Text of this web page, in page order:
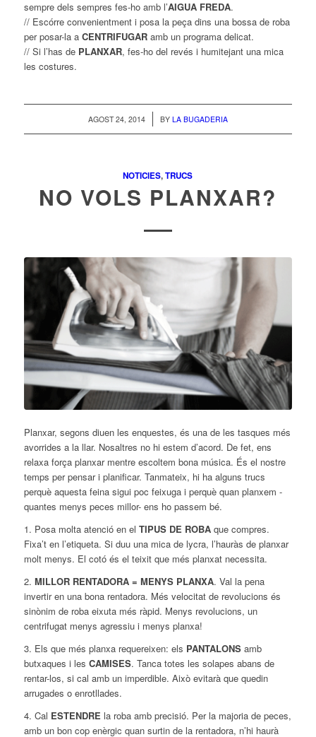
sempre dels sempres fes-ho amb l’AIGUA FREDA.
// Escórre convenientment i posa la peça dins una bossa de roba
per posar-la a CENTRIFUGARamb un programa delicat.
// Si l’has de PLANXAR, fes-ho del revés i humitejant una mica
les costures.
AGOST 24, 2014
/ BY LA BUGADERIA
NOTICIES,TRUCS
NO VOLS PLANXAR?
Planxar, segons diuen les enquestes, és una de les tasques més
avorrides a la llar. Nosaltres no hi estem d’acord. De fet, ens
relaxa força planxar mentre escoltem bona música. És el nostre
temps per pensar i planificar. Tanmateix, hi ha alguns trucs
perquè aquesta feina sigui poc feixuga i perquè quan planxem -
quantes menys peces millor- ens ho passem bé.
1. Posa molta atenció en el TIPUS DE ROBAque compres.
Fixa’t en l’etiqueta. Si duu una mica de lycra, l’hauràs de planxar
molt menys. El cotó és el teixit que més planxat necessita.
2. MILLOR RENTADORA = MENYS PLANXA. Val la pena
invertir en una bona rentadora. Més velocitat de revolucions és
sinònim de roba eixuta més ràpid. Menys revolucions, un
centrifugat menys agressiu i menys planxa!
3. Els que més planxa requereixen: els PANTALONSamb
butxaques i les CAMISES. Tanca totes les solapes abans de
rentar-los, si cal amb un imperdible. Això evitarà que quedin
arrugades o enrotllades.
4. Cal ESTENDRE la roba amb precisió. Per la majoria de peces,
amb un bon cop enèrgic quan surtin de la rentadora, n’hi haurà